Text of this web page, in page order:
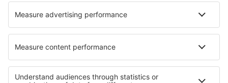
Tietoa eSkysta
Sopimusehdot
Omat varaukset
Tietosuojakäytäntö
Tuki ja yhteystiedot